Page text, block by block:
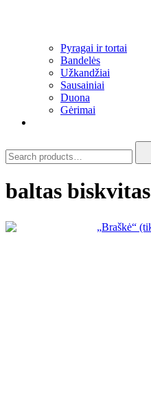
Pyragai ir tortai
Bandelės
Užkandžiai​
Sausainiai
Duona
Gėrimai
for:
baltas biskvitas